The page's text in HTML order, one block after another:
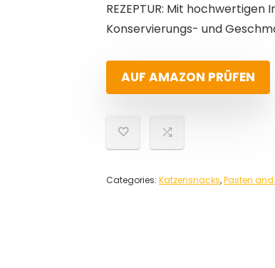
REZEPTUR: Mit
Konservierungs- und
AUF AMAZON PRÜFEN
Categories: Katzensnacks,Pasten